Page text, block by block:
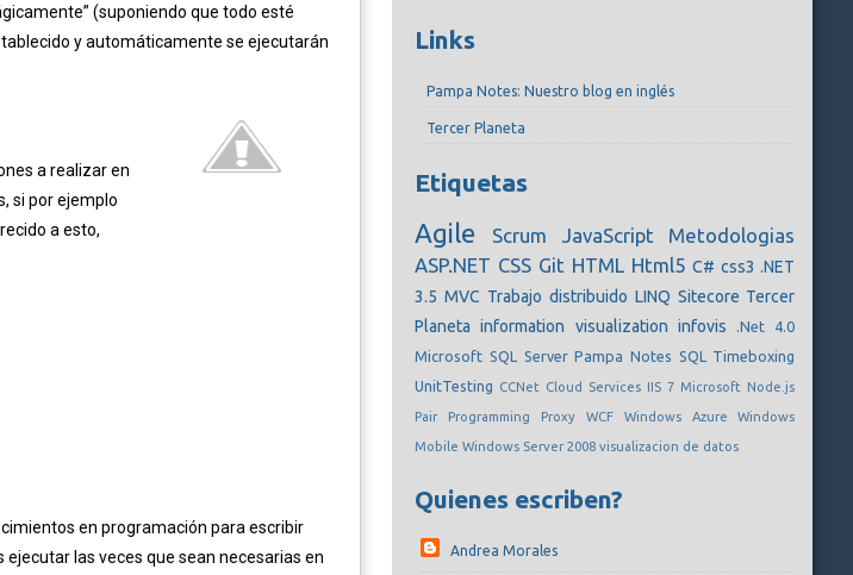
(suponiendo que todo esté
y automáticamente se ejecutarán
a realizar en
si por ejemplo
a esto,
en programación para escribir
las veces que sean necesarias en
Links
Pampa Notes: Nuestro blog en inglés
Tercer Planeta
Etiquetas
Agile Scrum JavaScript Metodologias
ASP.NET CSS Git HTML Html5 C# css3.NET
3.5MVC Trabajo distribuido LINQ Sitecore Tercer
Planetainformation visualization infovis
.Net 4.0
Microsoft SQL ServerPampa Notes SQL Timeboxing
UnitTesting CCNet Cloud Services IIS 7 Microsoft Node.js
Pair Programming Proxy WCF Windows AzureWindows
MobileWindows Server 2008visualizacion de datos
Quienes escriben?
Andrea Morales